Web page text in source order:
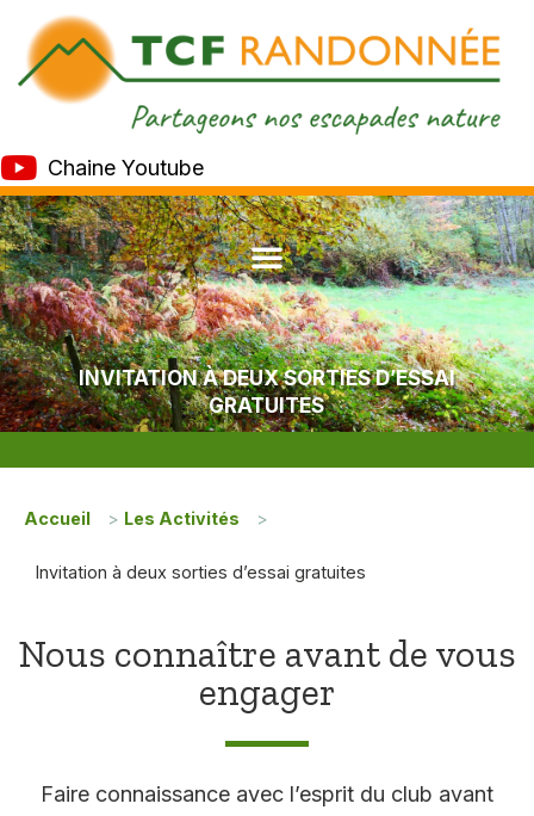
Chaine Youtube
INVITATION À DEUX SORTIES D’ESSAI
GRATUITES
Accueil > Les Activités >
Invitation à deux sorties d’essai gratuites
Nous connaître avant de vous
engager
Faire connaissance avec l’esprit du club avant